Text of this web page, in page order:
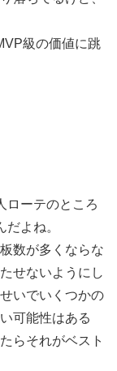
級の価値に跳
ローテのところ
よね。
数が多くならな
せないようにし
いでいくつかの
可能性はある
らそれがベスト